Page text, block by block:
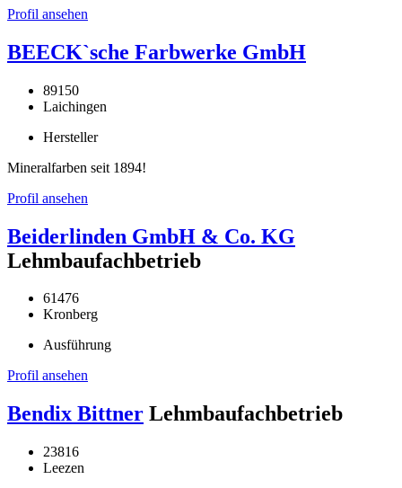
Profil ansehen
BEECK`sche Farbwerke GmbH
89150
Laichingen
Hersteller
Mineralfarben seit 1894!
Profil ansehen
Beiderlinden GmbH & Co. KG
Lehmbaufachbetrieb
61476
Kronberg
Ausführung
Profil ansehen
Bendix Bittner Lehmbaufachbetrieb
23816
Leezen